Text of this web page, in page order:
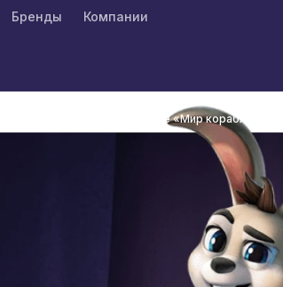
Бренды Компании
сражений в популярной игре «Мир кораблей»